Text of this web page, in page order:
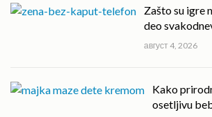
Zašto su igre
deo
август 4, 2026
Kako
osetljivu